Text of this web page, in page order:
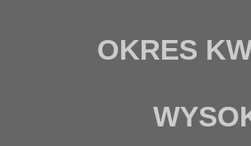
OKRES